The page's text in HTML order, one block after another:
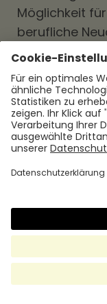
Möglichkeit
berufliche
Zeit, um Ihre
Ihre Work-
an Ihrer
arbeiten.
verfolgen,
Resignation"
Die "Great
Arbeitswelt
Auswirkungen